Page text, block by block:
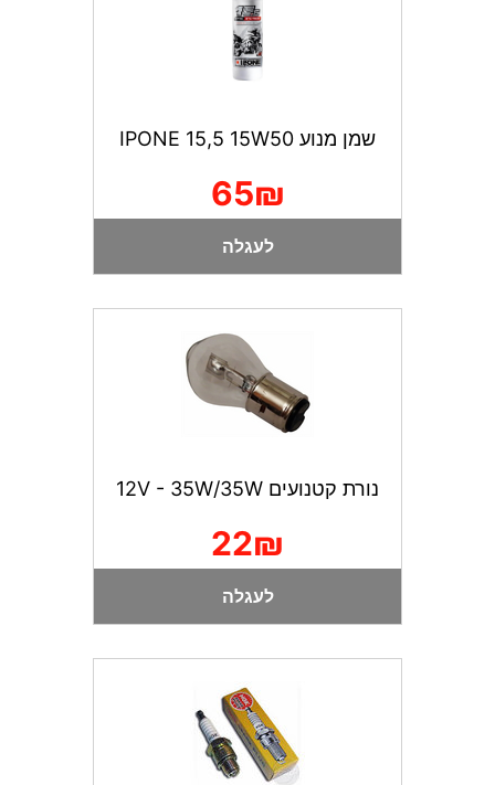
שמן מנוע IPONE 15,5 15W50
65₪
לעגלה
נורת קטנועים 12V - 35W/35W
22₪
לעגלה